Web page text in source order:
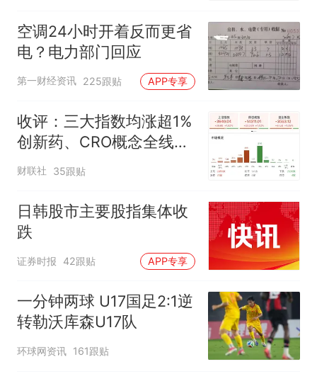
空调24小时开着反而更省
电？电力部门回应
第一财经资讯 225跟贴 APP专享
收评：三大指数均涨超1%
创新药、CRO概念全线走
强
财联社 35跟贴
日韩股市主要股指集体收
跌
证券时报 42跟贴 APP专享
一分钟两球 U17国足2:1逆
转勒沃库森U17队
环球网资讯 161跟贴